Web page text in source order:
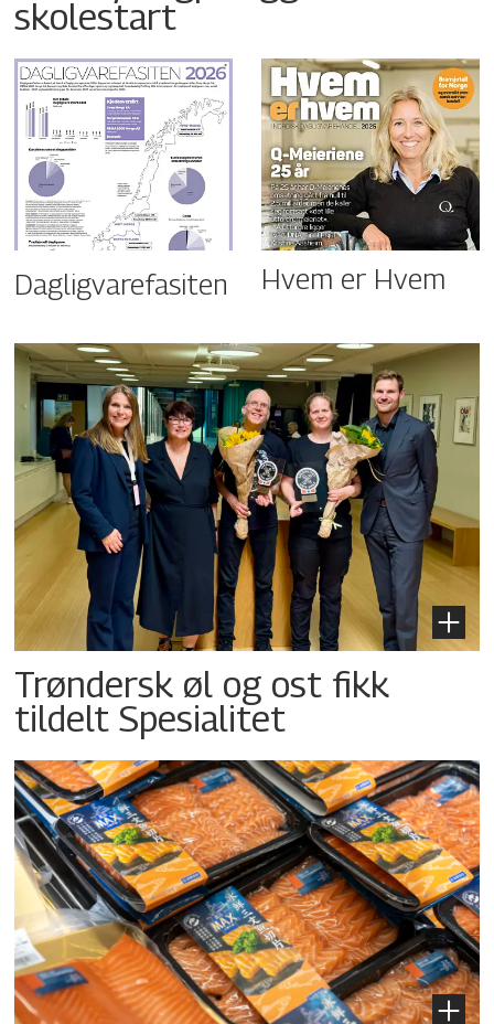
skolestart
Dagligvarefasiten Hvem er Hvem
Trøndersk øl og ost fikk
tildelt Spesialitet